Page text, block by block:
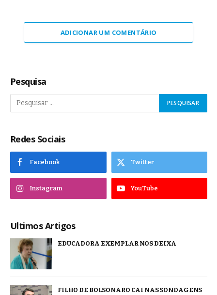
ADICIONAR UM COMENTÁRIO
Pesquisa
Redes Sociais
Facebook Twitter
Instagram YouTube
Ultimos Artigos
EDUCADORA EXEMPLAR NOS DEIXA
FILHO DE BOLSONARO CAI NAS SONDAGENS